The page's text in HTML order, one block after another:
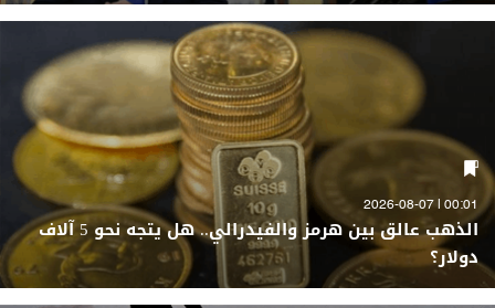
00:01 | 2026-08-07
الذهب عالق بين هرمز والفيدرالي.. هل يتجه نحو 5 آلاف
دولار؟